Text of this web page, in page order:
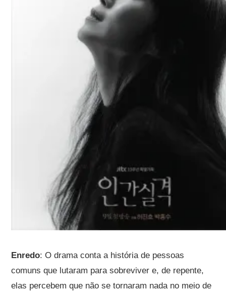
Enredo: O drama conta a história de pessoas
comuns que lutaram para sobreviver e, de repente,
elas percebem que não se tornaram nada no meio de